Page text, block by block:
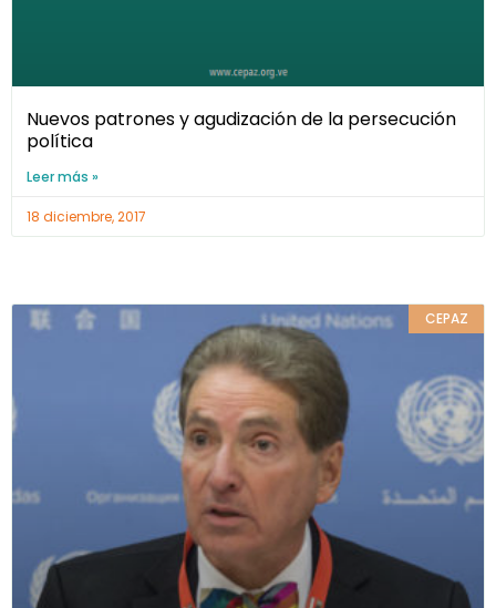
Nuevos patrones y agudización de la persecución
política
Leer más »
18 diciembre, 2017
CEPAZ